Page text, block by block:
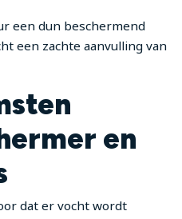
een dun beschermend
een zachte aanvulling van
en
dat er vocht wordt